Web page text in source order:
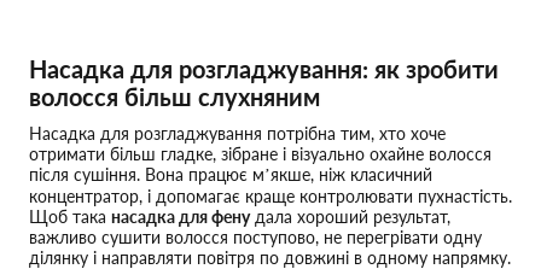
Насадка для розгладжування: як зробити
волосся більш слухняним
Насадка для розгладжування потрібна тим, хто хоче
отримати більш гладке, зібране і візуально охайне волосся
після сушіння. Вона працює м’якше, ніж класичний
концентратор, і допомагає краще контролювати пухнастість.
Щоб така насадка для фенудала хороший результат,
важливо сушити волосся поступово, не перегрівати одну
ділянку і направляти повітря по довжині в одному напрямку.